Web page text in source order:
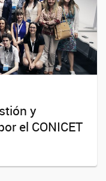
y
el CONICET